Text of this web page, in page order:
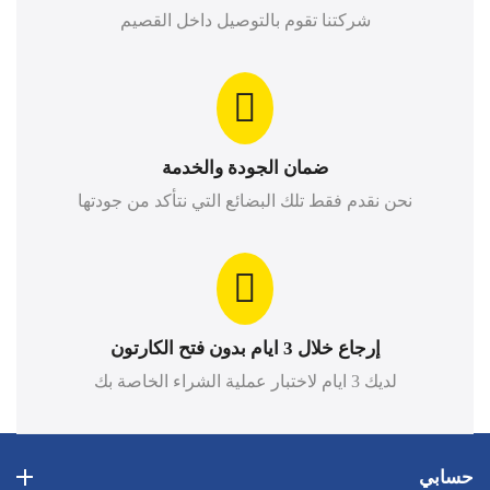
شركتنا تقوم بالتوصيل داخل القصيم
ضمان الجودة والخدمة
نحن نقدم فقط تلك البضائع التي نتأكد من جودتها
إرجاع خلال 3 ايام بدون فتح الكارتون
لديك 3 ايام لاختبار عملية الشراء الخاصة بك
حسابي